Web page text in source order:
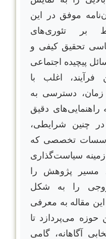
موفق در این
بر تئوری‌های
تحقیق کیفی و
پیچیده اجتماعی
اغلب با
زمان، دسترسی به
راهنمایی‌های دقیق
چنین شرایطی،
تخصصی که
سیاست‌گذاری
مسیر پژوهش را
را به شکل
مقاله به معرفی
حوزه می‌پردازد تا
آگاهانه، گامی